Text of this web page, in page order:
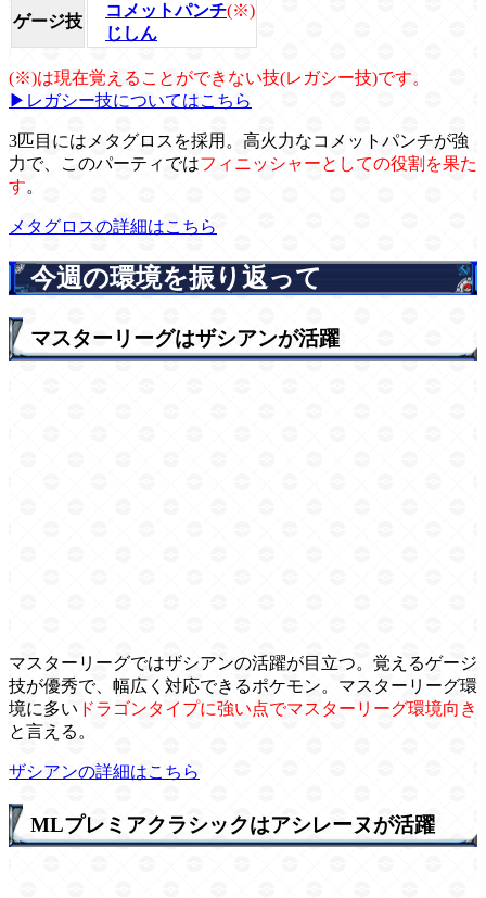
ゲージ技
コメットパンチ(※)
じしん
(※)は現在覚えることができない技(レガシー技)です。
▶レガシー技についてはこちら
3匹目にはメタグロスを採用。高火力なコメットパンチが強
力で、このパーティではフィニッシャーとしての役割を果た
す。
メタグロスの詳細はこちら
今週の環境を振り返って
マスターリーグはザシアンが活躍
マスターリーグではザシアンの活躍が目立つ。覚えるゲージ
技が優秀で、幅広く対応できるポケモン。マスターリーグ環
境に多い ドラゴンタイプに強い点でマスターリーグ環境向き
と言える。
ザシアンの詳細はこちら
MLプレミアクラシックはアシレーヌが活躍